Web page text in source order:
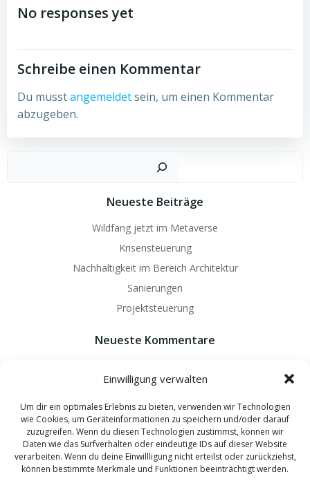
Einwilligung verwalten
Um dir ein optimales Erlebnis zu bieten, verwenden wir Technologien
wie Cookies, um Geräteinformationen zu speichern und/oder darauf
zuzugreifen. Wenn du diesen Technologien zustimmst, können wir
Daten wie das Surfverhalten oder eindeutige IDs auf dieser Website
verarbeiten. Wenn du deine Einwillligung nicht erteilst oder zurückziehst,
können bestimmte Merkmale und Funktionen beeinträchtigt werden.
navigation
No responses yet
Schreibe einen Kommentar
Du musstangemeldetsein, um einen Kommentar
abzugeben.
Neueste Beiträge
Wildfang jetzt im Metaverse
Krisensteuerung
Nachhaltigkeit im Bereich Architektur
Sanierungen
Projektsteuerung
Neueste Kommentare
© 2026 Wildfang Architekten - Ingenieure. Created by
hannover-technik.deandmixters.net